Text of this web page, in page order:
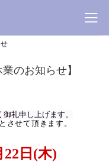
のお知らせ】
礼申し上げます。
させて頂きます。
22日(木)